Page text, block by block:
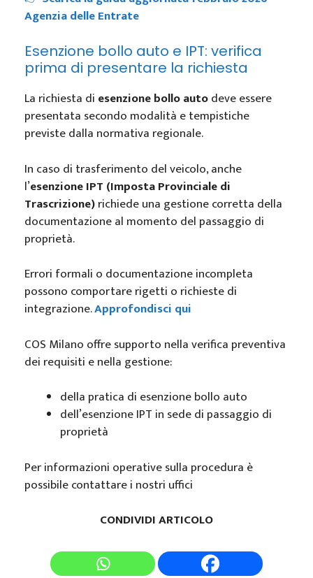
Agenzia delle Entrate
Esenzione bollo auto e IPT: verifica
prima di presentare la richiesta
La richiesta di esenzione bollo autodeve essere
presentata secondo modalità e tempistiche
previste dalla normativa regionale.
In caso di trasferimento del veicolo, anche
l’esenzione IPT (Imposta Provinciale di
Trascrizione)richiede una gestione corretta della
documentazione al momento del passaggio di
proprietà.
Errori formali o documentazione incompleta
possono comportare rigetti o richieste di
integrazione.Approfondisci qui
COS Milano offre supporto nella verifica preventiva
dei requisiti e nella gestione:
della pratica di esenzione bollo auto
dell’esenzione IPT in sede di passaggio di
proprietà
Per informazioni operative sulla procedura è
possibile contattare i nostri uffici
CONDIVIDI ARTICOLO